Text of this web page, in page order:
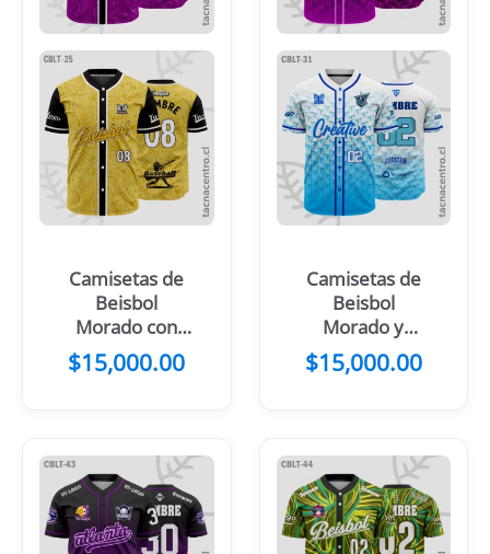
Camisetas de
Beisbol
Morado con
Negro
$15,000.00
Camisetas de
Beisbol
Morado y
negro
$15,000.00